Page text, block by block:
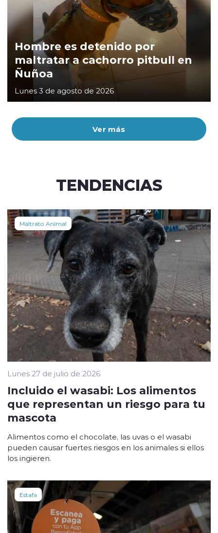
Ver más
Hombre es detenido por
maltratar a cachorro pitbull en
Ñuñoa
Lunes 3 de agosto de 2026
TENDENCIAS
Maltrato Animal
Lunes 27 de julio de 2026
Incluido el wasabi: Los alimentos
que representan un riesgo para tu
mascota
Alimentos como el chocolate, las uvas o el wasabi
pueden causar fuertes riesgos en los animales si ellos
los ingieren.
Estafa